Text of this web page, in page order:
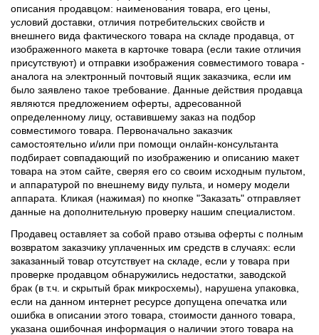
описания продавцом: наименования товара, его цены,
условий доставки, отличия потребительских свойств и
внешнего вида фактического товара на складе продавца, от
изображенного макета в карточке товара (если такие отличия
присутствуют) и отправки изображения совместимого товара -
аналога на электронный почтовый ящик заказчика, если им
было заявлено такое требование. Данные действия продавца
являются предложением оферты, адресованной
определенному лицу, оставившему заказ на подбор
совместимого товара. Первоначально заказчик
самостоятельно и/или при помощи онлайн-консультанта
подбирает совпадающий по изображению и описанию макет
товара на этом сайте, сверяя его со своим исходным пультом,
и аппаратурой по внешнему виду пульта, и номеру модели
аппарата. Кликая (нажимая) по кнопке "Заказать" отправляет
данные на дополнительную проверку нашим специалистом.
Продавец оставляет за собой право отзыва оферты с полным
возвратом заказчику уплаченных им средств в случаях: если
заказанный товар отсутствует на складе, если у товара при
проверке продавцом обнаружились недостатки, заводской
брак (в т.ч. и скрытый брак микросхемы), нарушена упаковка,
если на данном интернет ресурсе допущена опечатка или
ошибка в описании этого товара, стоимости данного товара,
указана ошибочная информация о наличии этого товара на